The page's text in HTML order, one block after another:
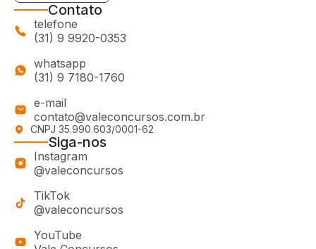
Contato
telefone
(31) 9 9920-0353
whatsapp
(31) 9 7180-1760
e-mail
contato@valeconcursos.com.br
CNPJ 35.990.603/0001-62
Siga-nos
Instagram
@valeconcursos
TikTok
@valeconcursos
YouTube